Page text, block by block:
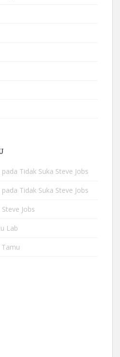
pada Tidak Suka Steve Jobs
pada Tidak Suka Steve Jobs
Jobs
Lab
Tamu